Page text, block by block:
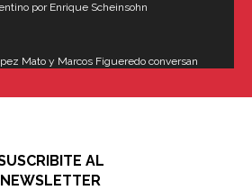
por Enrique Scheinsohn
Mato y Marcos Figueredo conversan
la estupidez no es una desventaja"
AL
NEWSLETTER